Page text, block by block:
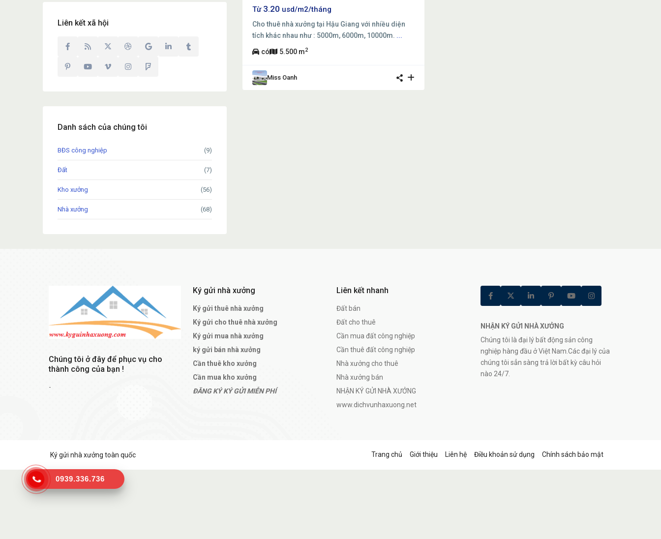
Từ3.20 usd/m2/tháng
Cho thuê nhà xưởng tại Hậu Giang với nhiều diện
tích khác nhau như : 5000m, 6000m, 10000m. ...
có 5.500 m2
Miss Oanh
Liên kết xã hội
Danh sách của chúng tôi
BĐS công nghiệp (9)
Đất (7)
Kho xưởng (56)
Nhà xưởng (68)
Chúng tôi ở đây để phục vụ cho
thành công của bạn !
-
Ký gửi nhà xưởng
Ký gửi thuê nhà xưởng
Ký gửi cho thuê nhà xưởng
Ký gửi mua nhà xưởng
ký gửi bán nhà xưởng
Cần thuê kho xưởng
Cần mua kho xưởng
ĐĂNG KÝ KÝ GỬI MIỄN PHÍ
Liên kết nhanh
Đất bán
Đất cho thuê
Cần mua đất công nghiệp
Cần thuê đất công nghiệp
Nhà xưởng cho thuê
Nhà xưởng bán
NHẬN KÝ GỬI NHÀ XƯỞNG
www.dichvunhaxuong.net
NHẬN KÝ GỬI NHÀ XƯỞNG
Chúng tôi là đại lý bất động sản công
nghiệp hàng đầu ở Việt Nam.Các đại lý của
chúng tôi sẳn sàng trả lời bất kỳ câu hỏi
nào 24/7.
Ký gửi nhà xưởng toàn quốc Trang chủ Giới thiệu Liên hệ Điều khoản sử dụng Chính sách bảo mật
0939.336.736